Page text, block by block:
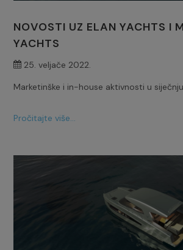
NOVOSTI UZ ELAN YACHTS I
YACHTS
25. veljače 2022.
Marketinške i in-house aktivnosti u
Pročitajte više...